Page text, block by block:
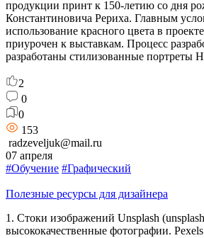
продукции принт к 150-летию со дня
Константиновича Рериха. Главным
использование красного цвета в
приурочен к выставкам. Процесс
разработаны стилизованные портреты
2
0
0
153
radzeveljuk@mail.ru
07 апреля
#Обучение #Графический
Полезные ресурсы для дизайнера
1. Стоки изображений Unsplash
высококачественные фотографии.